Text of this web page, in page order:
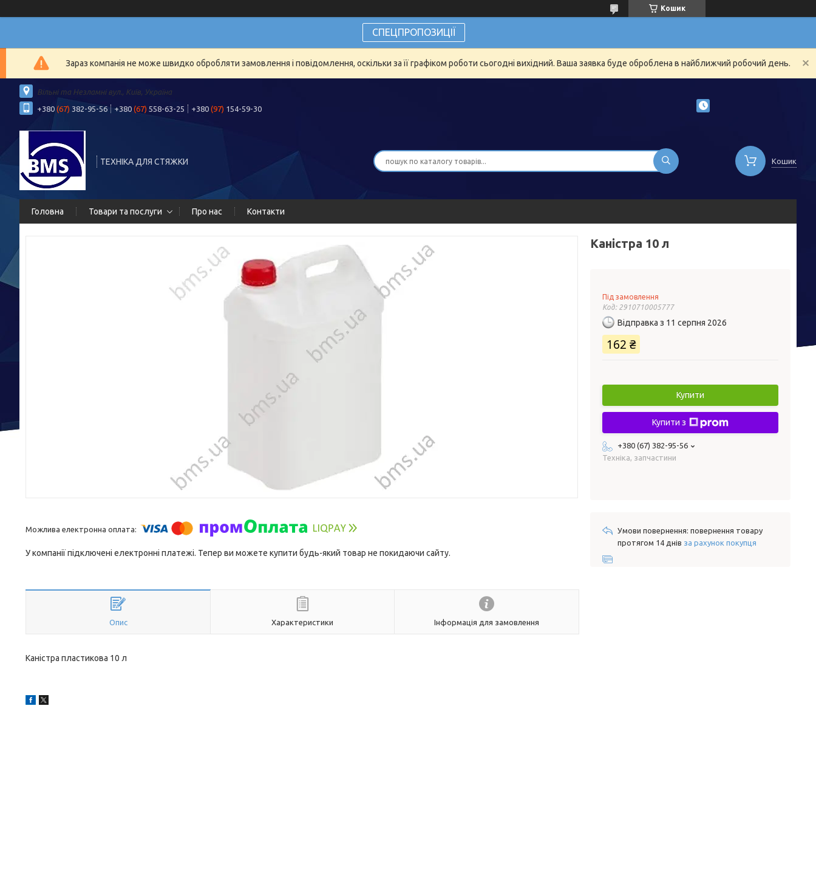
Кошик
СПЕЦПРОПОЗИЦІЇ
Зараз компанія не може швидко обробляти замовлення і повідомлення, оскільки за її графіком роботи сьогодні вихідний. Ваша заявка буде оброблена в найближчий робочий день.
Вільні та Незламні вул., Київ, Україна
+380 (67) 382-95-56 +380 (67) 558-63-25 +380 (97) 154-59-30
ТЕХНІКА ДЛЯ СТЯЖКИ Кошик
Головна Товари та послуги Про нас Контакти
У компанії підключені електронні платежі. Тепер ви можете купити будь-який товар не покидаючи сайту.
Опис Характеристики Інформація для замовлення
Каністра пластикова 10 л
Каністра 10 л
Під замовлення
Код: 2910710005777
Відправка з 11 серпня 2026
162 ₴
Купити
Купити з
+380 (67) 382-95-56
Техніка, запчастини
повернення товару
протягом 14 днів за рахунок покупця